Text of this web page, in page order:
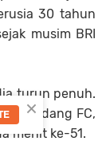
30 tahun
musim BRI
turun penuh.
Padang FC,
menit ke-51.
×